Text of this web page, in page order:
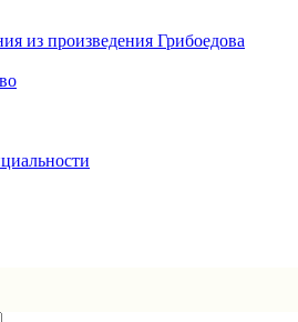
из произведения Грибоедова